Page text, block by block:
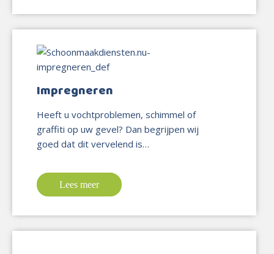
Impregneren
Heeft u vochtproblemen, schimmel of
graffiti op uw gevel? Dan begrijpen wij
goed dat dit vervelend is…
Lees meer